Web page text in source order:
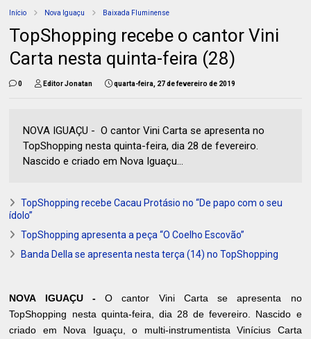
Início Nova Iguaçu Baixada Fluminense
TopShopping recebe o cantor Vini
Carta nesta quinta-feira (28)
0 Editor Jonatan quarta-feira, 27 de fevereiro de 2019
NOVA IGUAÇU - O cantor Vini Carta se apresenta no
TopShopping nesta quinta-feira, dia 28 de fevereiro.
Nascido e criado em Nova Iguaçu...
TopShopping recebe Cacau Protásio no “De papo com o seu
ídolo”
TopShopping apresenta a peça “O Coelho Escovão”
Banda Della se apresenta nesta terça (14) no TopShopping
NOVA IGUAÇU -O cantor Vini Carta se apresenta no
TopShopping nesta quinta-feira, dia 28 de fevereiro. Nascido e
criado em Nova Iguaçu, o multi-instrumentista Vinícius Carta